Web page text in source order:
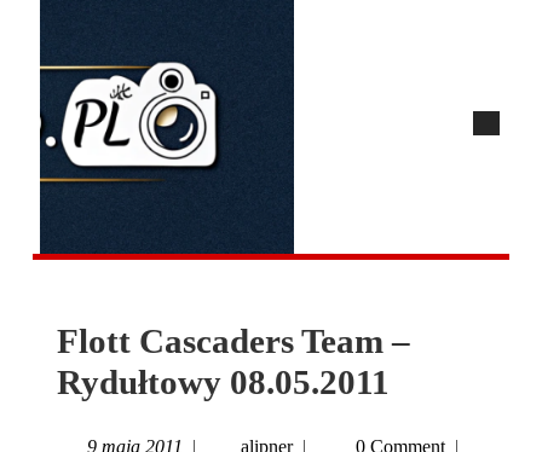
Flott Cascaders Team –
Rydułtowy 08.05.2011
9 maja 2011 | alipner | 0 Comment |